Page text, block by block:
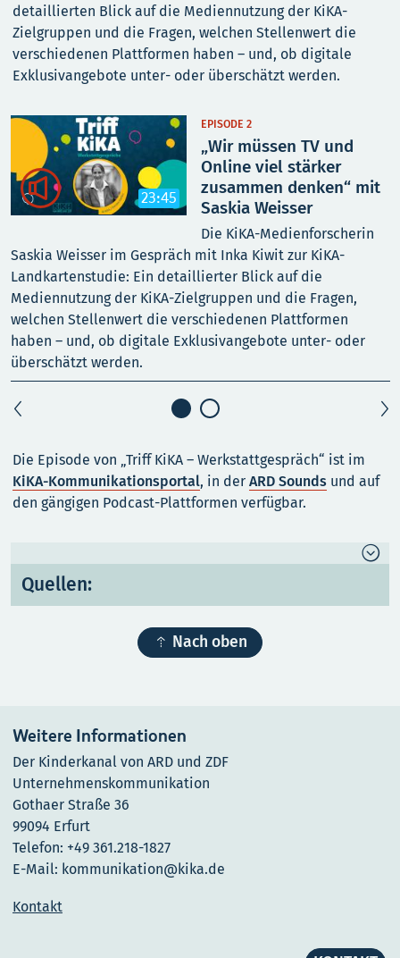
detaillierten Blick auf die Mediennutzung der KiKA-
Zielgruppen und die Fragen, welchen Stellenwert die
verschiedenen Plattformen haben – und, ob digitale
Exklusivangebote unter- oder überschätzt werden.
 23:45
EPISODE 2
„Wir müssen TV und
Online viel stärker
zusammen denken“ mit
Saskia Weisser
Die KiKA-Medienforscherin
Saskia Weisser im Gespräch mit Inka Kiwit zur KiKA-
Landkartenstudie: Ein detaillierter Blick auf die
Mediennutzung der KiKA-Zielgruppen und die Fragen,
welchen Stellenwert die verschiedenen Plattformen
haben – und, ob digitale Exklusivangebote unter- oder
überschätzt werden.
Die Episode von „Triff KiKA – Werkstattgespräch“ ist im
KiKA-Kommunikationsportal, in der ARD Sounds und auf
den gängigen Podcast-Plattformen verfügbar.
Quellen:
 Nach oben
Weitere Informationen
Der Kinderkanal von ARD und ZDF
Unternehmenskommunikation
Gothaer Straße 36
99094 Erfurt
Telefon: +49 361.218-1827
E-Mail: kommunikation@kika.de
Kontakt